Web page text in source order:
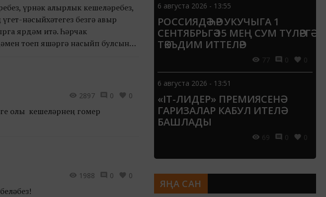
үрнәк алырлык кешеләребез,
нәсыйхәтегез безгә авыр
ярдәм итә. Һәрчак
тоеп яшәргә насыйп булсын!
2897 0 0
олы кешеләрнең гомер
1988 0 0
6 августа 2026 - 13:55
РОССИЯДӘ ҺӘР УКУЧЫГА 1
СЕНТЯБРЬГӘ 15 МЕҢ СУМ ТҮЛӘРГӘ
ТӘКЪДИМ ИТТЕЛӘР
77 0 0
6 августа 2026 - 13:51
«IT-ЛИДЕР» ПРЕМИЯСЕНӘ
ГАРИЗАЛАР КАБУЛ ИТЕЛӘ
БАШЛАДЫ
69 0 0
ЯҢА САН